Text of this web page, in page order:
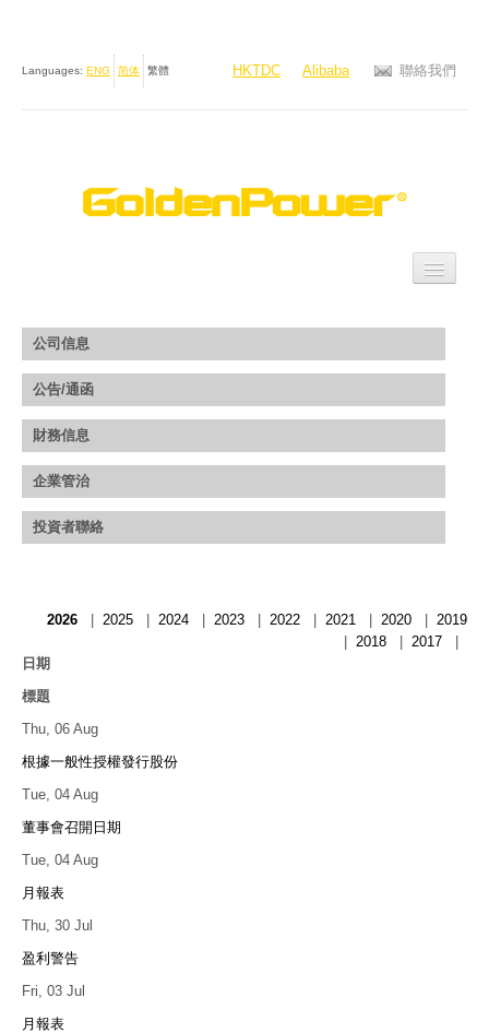
聯絡我們
Alibaba
HKTDC
Languages: ENG 简体 繁體
公司簡介
投資者關係
招聘信息
公司信息
公告/通函
財務信息
企業管治
投資者聯絡
2026 2025 2024 2023 2022 2021 2020
2019
2018 2017
日期
標題
Thu, 06 Aug
根據一般性授權發行股份
Tue, 04 Aug
董事會召開日期
Tue, 04 Aug
月報表
Thu, 30 Jul
盈利警告
Fri, 03 Jul
月報表